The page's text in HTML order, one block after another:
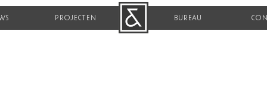
PROJECTEN B&R BUREAU